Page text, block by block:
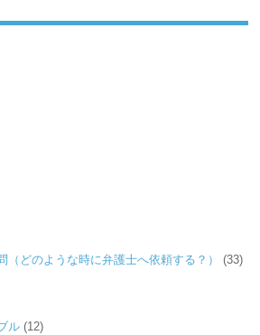
（どのような時に弁護士へ依頼する？） (33)
ル (12)